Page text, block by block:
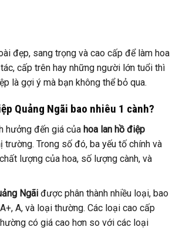
đẹp, sang trọng và cao cấp để làm hoa
cấp trên hay những người lớn tuổi thì
là gợi ý mà bạn không thể bỏ qua.
Quảng Ngãi bao nhiêu 1 cành?
hưởng đến giá của hoa lan hồ điệp
trường. Trong số đó, ba yếu tố chính và
lượng của hoa, số lượng cành, và
Ngãi được phân thành nhiều loại, bao
A, và loại thường. Các loại cao cấp
có giá cao hơn so với các loại